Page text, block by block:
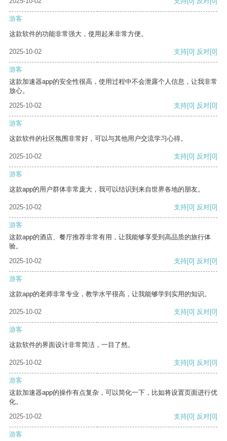
游客
这款软件的功能非常强大，使用起来非常方便。
2025-10-02 支持[0] 反对[0]
游客
这款加速器app的安全性很高，使用过程中不会泄露个人信息，让我非常
放心。
2025-10-02
支持[0] 反对[0]
游客
这款软件的社区氛围非常好，可以与其他用户交流学习心得。
2025-10-02 支持[0] 反对[0]
游客
这款app的用户群体非常庞大，我可以结识到来自世界各地的朋友。
2025-10-02 支持[0] 反对[0]
游客
这款app的酒店、餐厅推荐非常有用，让我能够享受到高品质的旅行体
验。
2025-10-02
支持[0] 反对[0]
游客
这款app的老师非常专业，教学水平很高，让我能够学到实用的知识。
2025-10-02 支持[0] 反对[0]
游客
这款软件的界面设计非常简洁，一目了然。
2025-10-02 支持[0] 反对[0]
游客
这款加速器app的操作有点复杂，可以简化一下，比如将设置页面进行优
化。
2025-10-02
支持[0] 反对[0]
游客